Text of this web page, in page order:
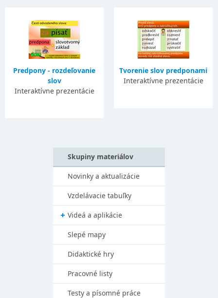
Predpony - rozdeľovanie
slov
Interaktívne prezentácie
Tvorenie slov predponami
Interaktívne prezentácie
Skupiny materiálov
Novinky a aktualizácie
Vzdelávacie tabuľky
Videá a aplikácie
Slepé mapy
Didaktické hry
Pracovné listy
Testy a písomné práce